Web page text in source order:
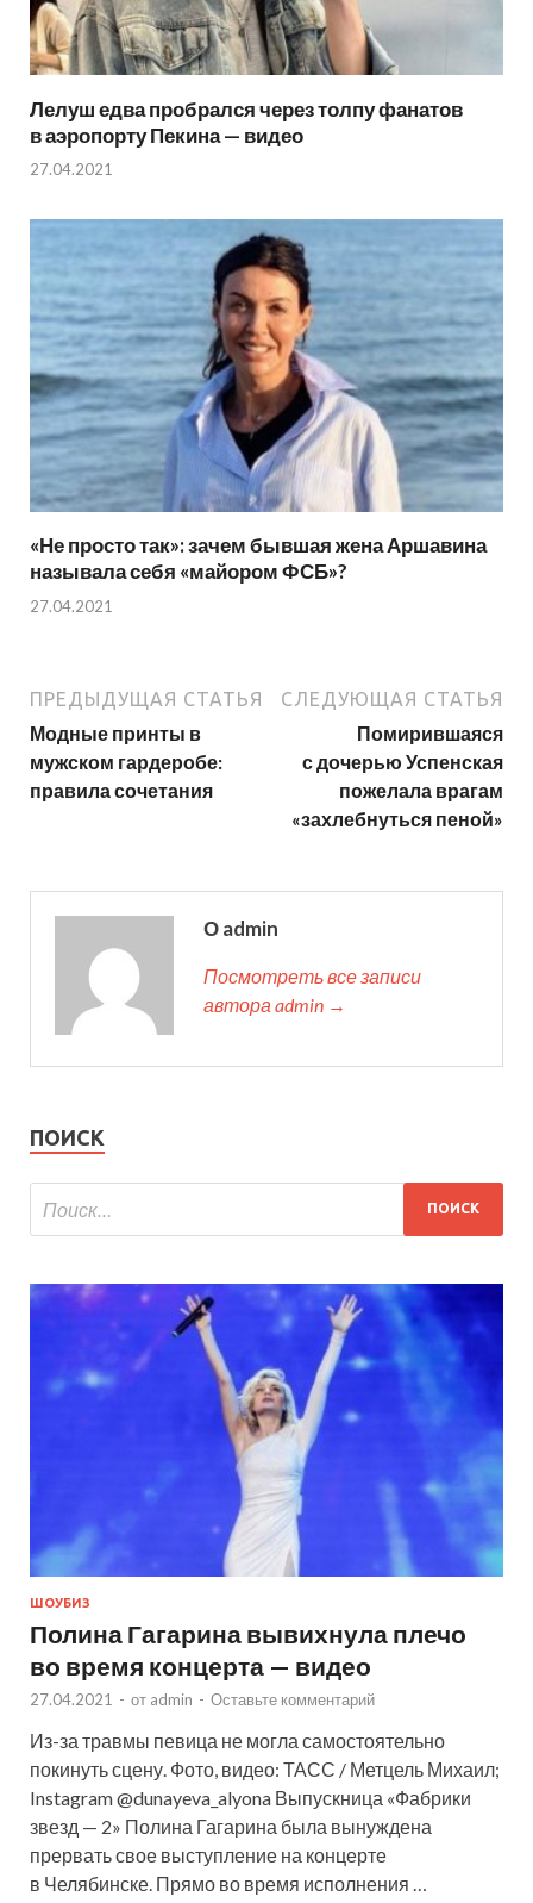
Лелуш едва пробрался через толпу фанатов
в аэропорту Пекина — видео
27.04.2021
«Не просто так»: зачем бывшая жена Аршавина
называла себя «майором ФСБ»?
27.04.2021
ПРЕДЫДУЩАЯ СТАТЬЯ
Модные принты в
мужском гардеробе:
правила сочетания
СЛЕДУЮЩАЯ СТАТЬЯ
Помирившаяся
с дочерью Успенская
пожелала врагам
«захлебнуться пеной»
О admin
Посмотреть все записи
автора admin →
ПОИСК
ШОУБИЗ
Полина Гагарина вывихнула плечо
во время концерта — видео
27.04.2021 - от admin - Оставьте комментарий
Из-за травмы певица не могла самостоятельно
покинуть сцену. Фото, видео: ТАСС / Метцель Михаил;
Instagram @dunayeva_alyona Выпускница «Фабрики
звезд — 2» Полина Гагарина была вынуждена
прервать свое выступление на концерте
в Челябинске. Прямо во время исполнения …